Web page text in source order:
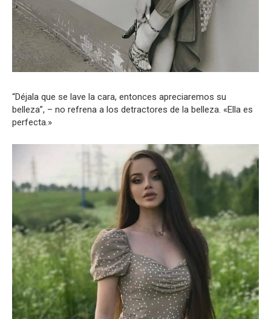
“Déjala que se lave la cara, entonces apreciaremos su
belleza”, – no refrena a los detractores de la belleza. «Ella es
perfecta.»